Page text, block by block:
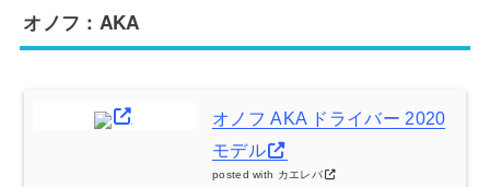
オノフ：AKA
オノフ AKA ドライバー 2020
モデル
posted with カエレバ